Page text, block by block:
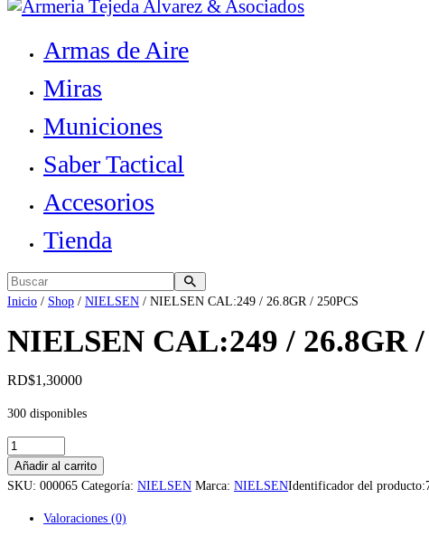
Armas de Aire
Miras
Municiones
Saber Tactical
Accesorios
Tienda
Inicio / Shop / NIELSEN / NIELSEN CAL:249 / 26.8GR / 250PCS
NIELSEN CAL:249 / 26.8GR /
RD$1,30000
300 disponibles
NIELSEN
CAL:249
/
Añadir al carrito
SKU: 000065 Categoría: NIELSEN Marca: NIELSENIdentificador del producto:
Valoraciones (0)